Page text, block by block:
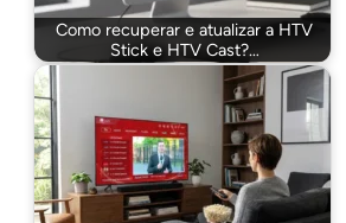
Como recuperar e atualizar a HTV
Stick e HTV Cast?…